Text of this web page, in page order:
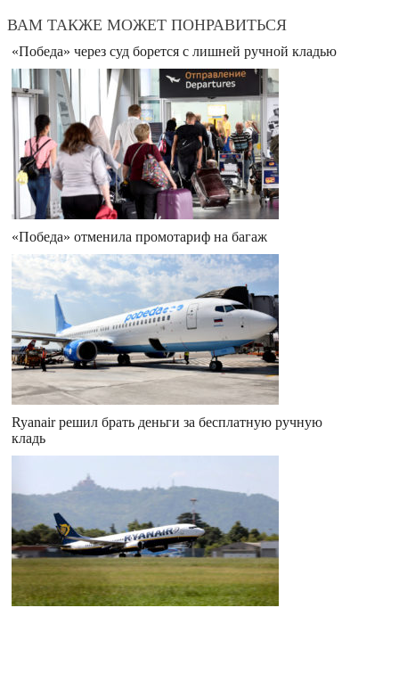
ВАМ ТАКЖЕ МОЖЕТ ПОНРАВИТЬСЯ
«Победа» через суд борется с лишней ручной кладью
«Победа» отменила промотариф на багаж
Ryanair решил брать деньги за бесплатную ручную
кладь